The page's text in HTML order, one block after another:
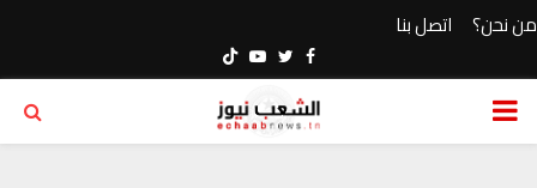
من نحن؟ اتصل بنا
Facebook
Twitter
Youtube
PRIMARY